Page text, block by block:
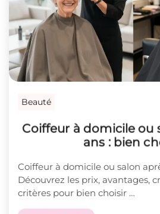
Beauté
Coiffeur à domicile ou
ans : bien
Coiffeur à domicile ou salon
Découvrez les prix, avantages,
critères pour bien choisir …